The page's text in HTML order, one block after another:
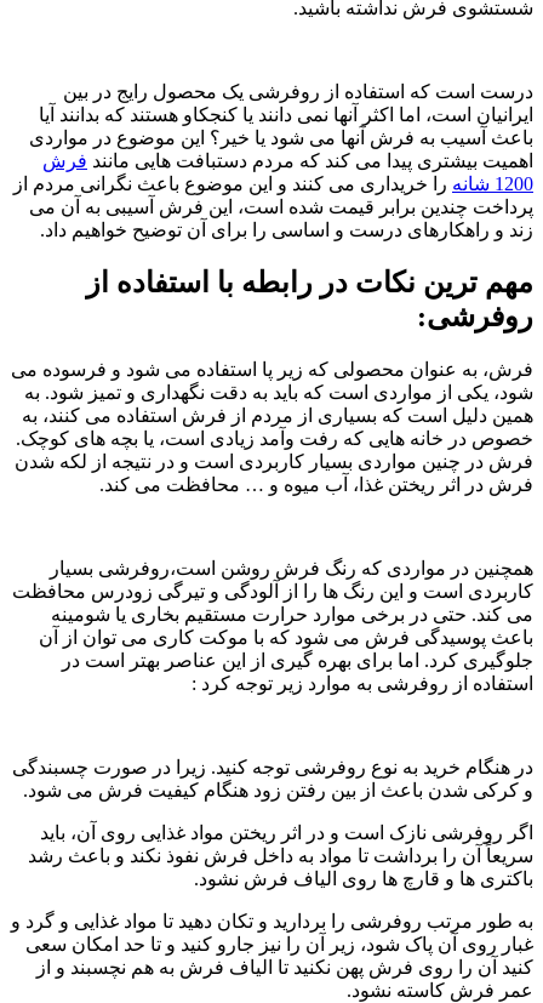
شستشوی فرش نداشته باشید.
درست است که استفاده از روفرشی یک محصول رایج در بین
ایرانیان است، اما اکثر آنها نمی دانند یا کنجکاو هستند که بدانند آیا
باعث آسیب به فرش آنها می شود یا خیر؟ این موضوع در مواردی
اهمیت بیشتری پیدا می کند که مردم دستبافت هایی مانند فرش
1200 شانه
را خریداری می کنند و این موضوع باعث نگرانی مردم از
پرداخت چندین برابر قیمت شده است، این فرش آسیبی به آن می
زند و راهکارهای درست و اساسی را برای آن توضیح خواهیم داد.
مهم ترین نکات در رابطه با استفاده از
روفرشی:
فرش، به عنوان محصولی که زیر پا استفاده می شود و فرسوده می
شود، یکی از مواردی است که باید به دقت نگهداری و تمیز شود. به
همین دلیل است که بسیاری از مردم از فرش استفاده می کنند، به
خصوص در خانه هایی که رفت وآمد زیادی است، یا بچه های کوچک.
فرش در چنین مواردی بسیار کاربردی است و در نتیجه از لکه شدن
فرش در اثر ریختن غذا، آب میوه و … محافظت می کند.
همچنین در مواردی که رنگ فرش روشن است،روفرشی بسیار
کاربردی است و این رنگ ها را از آلودگی و تیرگی زودرس محافظت
می کند. حتی در برخی موارد حرارت مستقیم بخاری یا شومینه
باعث پوسیدگی فرش می شود که با موکت کاری می توان از آن
جلوگیری کرد. اما برای بهره گیری از این عناصر بهتر است در
استفاده از روفرشی به موارد زیر توجه کرد :
در هنگام خرید به نوع روفرشی توجه کنید. زیرا در صورت چسبندگی
و کرکی شدن باعث از بین رفتن زود هنگام کیفیت فرش می شود.
اگر روفرشی نازک است و در اثر ریختن مواد غذایی روی آن، باید
سریعاً آن را برداشت تا مواد به داخل فرش نفوذ نکند و باعث رشد
باکتری ها و قارچ ها روی الیاف فرش نشود.
به طور مرتب روفرشی را بردارید و تکان دهید تا مواد غذایی و گرد و
غبار روی آن پاک شود، زیر آن را نیز جارو کنید و تا حد امکان سعی
کنید آن را روی فرش پهن نکنید تا الیاف فرش به هم نچسبند و از
عمر فرش کاسته نشود.